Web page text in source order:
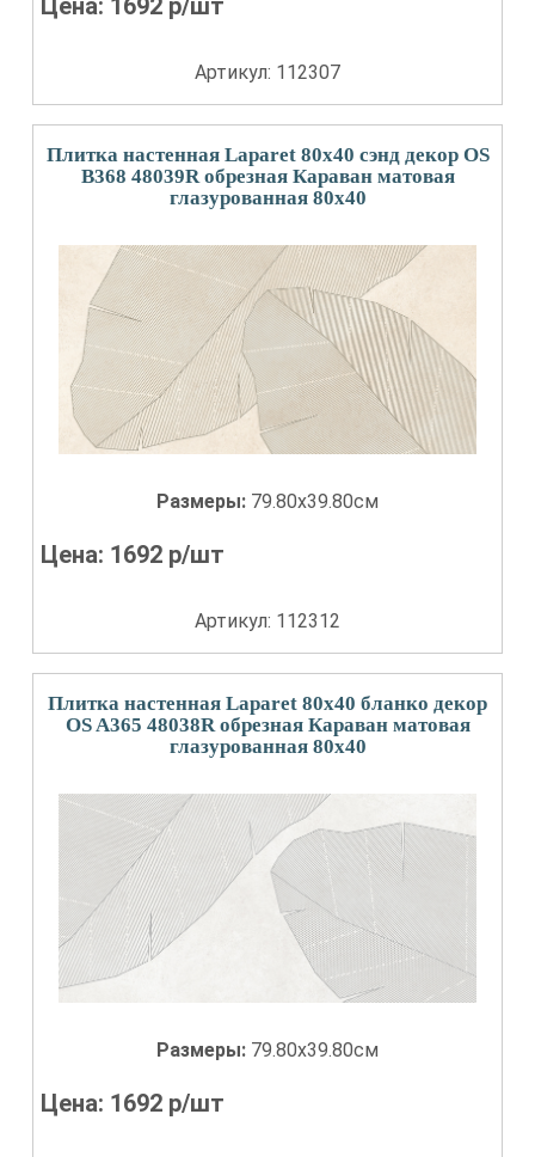
Цена: 1692 р/шт
Артикул: 112307
Плитка настенная Laparet 80x40 сэнд декор OS
B368 48039R обрезная Караван матовая
глазурованная 80x40
Размеры: 79.80x39.80см
Цена: 1692 р/шт
Артикул: 112312
Плитка настенная Laparet 80x40 бланко декор
OS A365 48038R обрезная Караван матовая
глазурованная 80x40
Размеры: 79.80x39.80см
Цена: 1692 р/шт